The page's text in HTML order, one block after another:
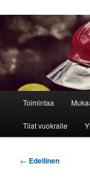
Toimintaa
Tilat vuokralle
Artikkelien
← Edellinen